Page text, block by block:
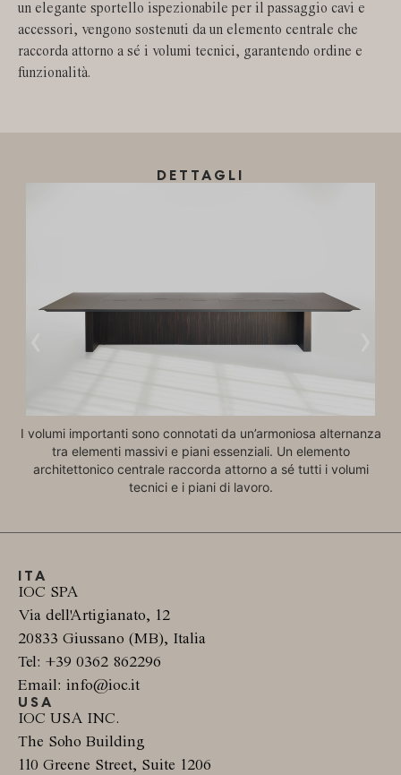
un elegante sportello ispezionabile per il passaggio cavi e
accessori, vengono sostenuti da un elemento centrale che
raccorda attorno a sé i volumi tecnici, garantendo ordine e
funzionalità.
DETTAGLI
I volumi importanti sono connotati da un’armoniosa alternanza
tra elementi massivi e piani essenziali. Un elemento
architettonico centrale raccorda attorno a sé tutti i volumi
tecnici e i piani di lavoro.
ITA
IOC SPA
Via dell'Artigianato, 12
20833 Giussano (MB), Italia
Tel: +39 0362 862296
Email: info@ioc.it
USA
IOC USA INC.
The Soho Building
110 Greene Street, Suite 1206